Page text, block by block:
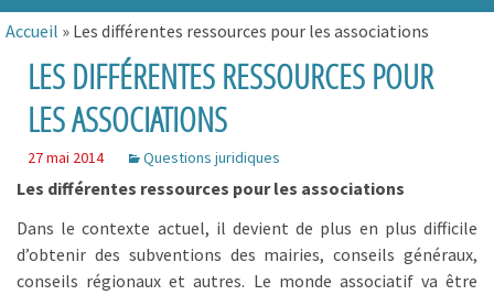
Accueil » Les différentes ressources pour les associations
LES DIFFÉRENTES RESSOURCES POUR
LES ASSOCIATIONS
27 mai 2014 Questions juridiques
Les différentes ressources pour les associations
Dans le contexte actuel, il devient de plus en plus difficile
d’obtenir des subventions des mairies, conseils généraux,
conseils régionaux et autres. Le monde associatif va être